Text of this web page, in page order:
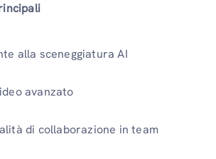
alla sceneggiatura AI
avanzato
di collaborazione in team